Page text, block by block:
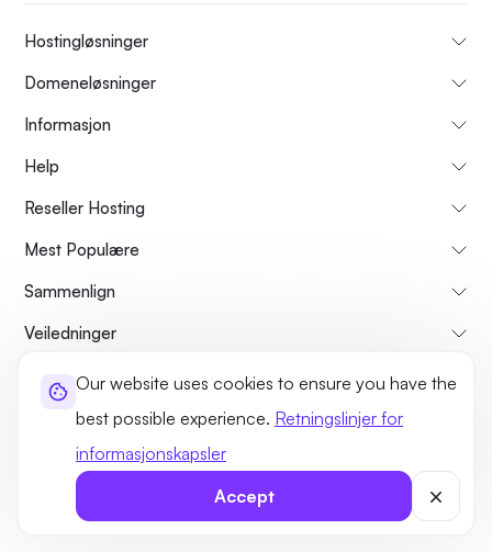
Our website uses cookies to ensure you have the
best possible experience. Retningslinjer for
informasjonskapsler
Accept
Hostingløsninger
Domeneløsninger
Informasjon
Help
Reseller Hosting
Mest Populære
Sammenlign
Veiledninger
Om oss
PersonvernerklæringLovligSide kart
©2026 UltaHost - Alle rettigheter forbeholdt